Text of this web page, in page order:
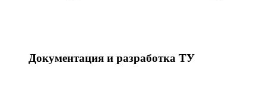
Документация и разработка ТУ